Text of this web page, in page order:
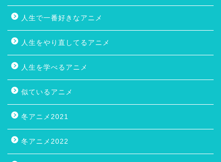
人生で一番好きなアニメ
人生をやり直してるアニメ
人生を学べるアニメ
似ているアニメ
冬アニメ2021
冬アニメ2022